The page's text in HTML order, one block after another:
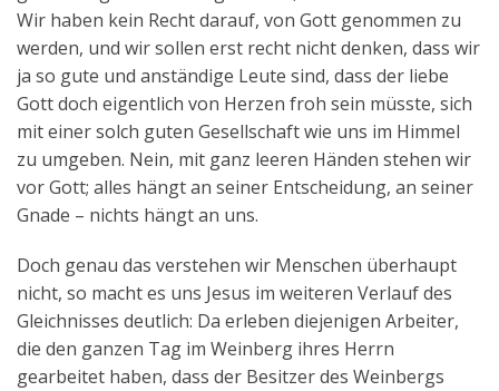
Wir haben kein Recht darauf, von Gott genommen zu
werden, und wir sollen erst recht nicht denken, dass wir
ja so gute und anständige Leute sind, dass der liebe
Gott doch eigentlich von Herzen froh sein müsste, sich
mit einer solch guten Gesellschaft wie uns im Himmel
zu umgeben. Nein, mit ganz leeren Händen stehen wir
vor Gott; alles hängt an seiner Entscheidung, an seiner
Gnade – nichts hängt an uns.
Doch genau das verstehen wir Menschen überhaupt
nicht, so macht es uns Jesus im weiteren Verlauf des
Gleichnisses deutlich: Da erleben diejenigen Arbeiter,
die den ganzen Tag im Weinberg ihres Herrn
gearbeitet haben, dass der Besitzer des Weinbergs